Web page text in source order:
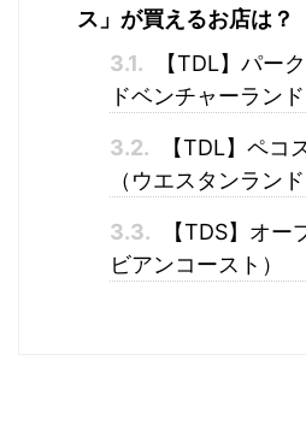
ス」が買えるお店は？
3.1.
【TDL】パー
ドベンチャーランド
3.2.
【TDL】ペコ
（ウエスタンランド
3.3.
【TDS】オー
ビアンコースト）